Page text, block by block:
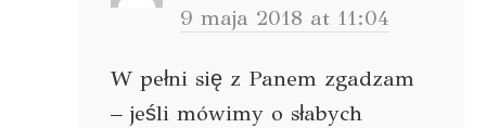
9 maja 2018 at 11:04
W pełni się z Panem zgadzam
– jeśli mówimy o słabych